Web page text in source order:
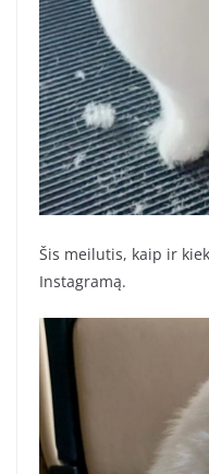
Šis meilutis, kaip ir
Instagramą.